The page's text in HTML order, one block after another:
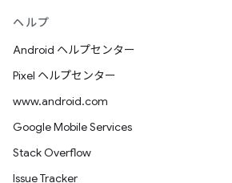
ヘルプ
Android ヘルプセンター
Pixel ヘルプセンター
www.android.com
Google Mobile Services
Stack Overflow
Issue Tracker